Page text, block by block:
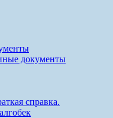
документы
справка.